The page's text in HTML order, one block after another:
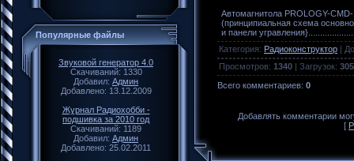
Популярные файлы
Звуковой генератор 4.0
Скачиваний: 1330
Добавил: Админ
Добавлено: 13.12.2009
Журнал Радиохобби -
подшивка за 2010 год
Скачиваний: 1189
Добавил: Админ
Добавлено: 25.02.2011
Автомагнитола PROLOGY-
(принципиальная схема
и панели
Категория: Радиоконструктор |
Просмотров: 1340 | Загрузок: 305
Всего комментариев: 0
Добавлять комментарии
[